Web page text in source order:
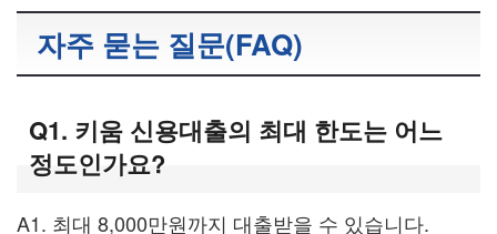
자주 묻는 질문(FAQ)
Q1. 키움 신용대출의 최대 한도는 어느
정도인가요?
A1. 최대 8,000만원까지 대출받을 수 있습니다.